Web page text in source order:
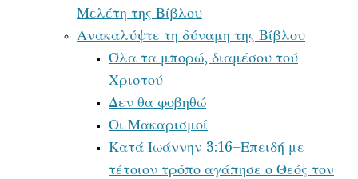
Μελέτη της Βίβλου
Ανακαλύψτε τη δύναμη της Βίβλου
Όλα τα μπορώ, διαμέσου τού
Χριστού
Δεν θα φοβηθώ
Οι Μακαρισμοί
Κατά Ιωάννην 3:16–Επειδή με
τέτοιον τρόπο αγάπησε ο Θεός τον